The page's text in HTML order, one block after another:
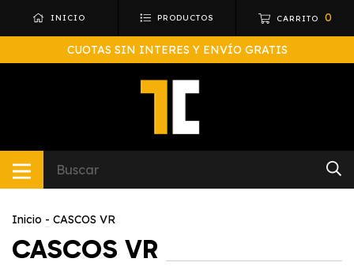
INICIO PRODUCTOS CARRITO 0
CUOTAS SIN INTERES Y ENVÍO GRATIS
Inicio - CASCOS VR
CASCOS VR